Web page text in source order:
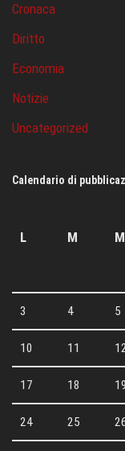
Cronaca
Diritto
Economia
Notizie
Uncategorized
Calendario di
L
M M
3 4 5
10 11
17 18 19
24 25 26